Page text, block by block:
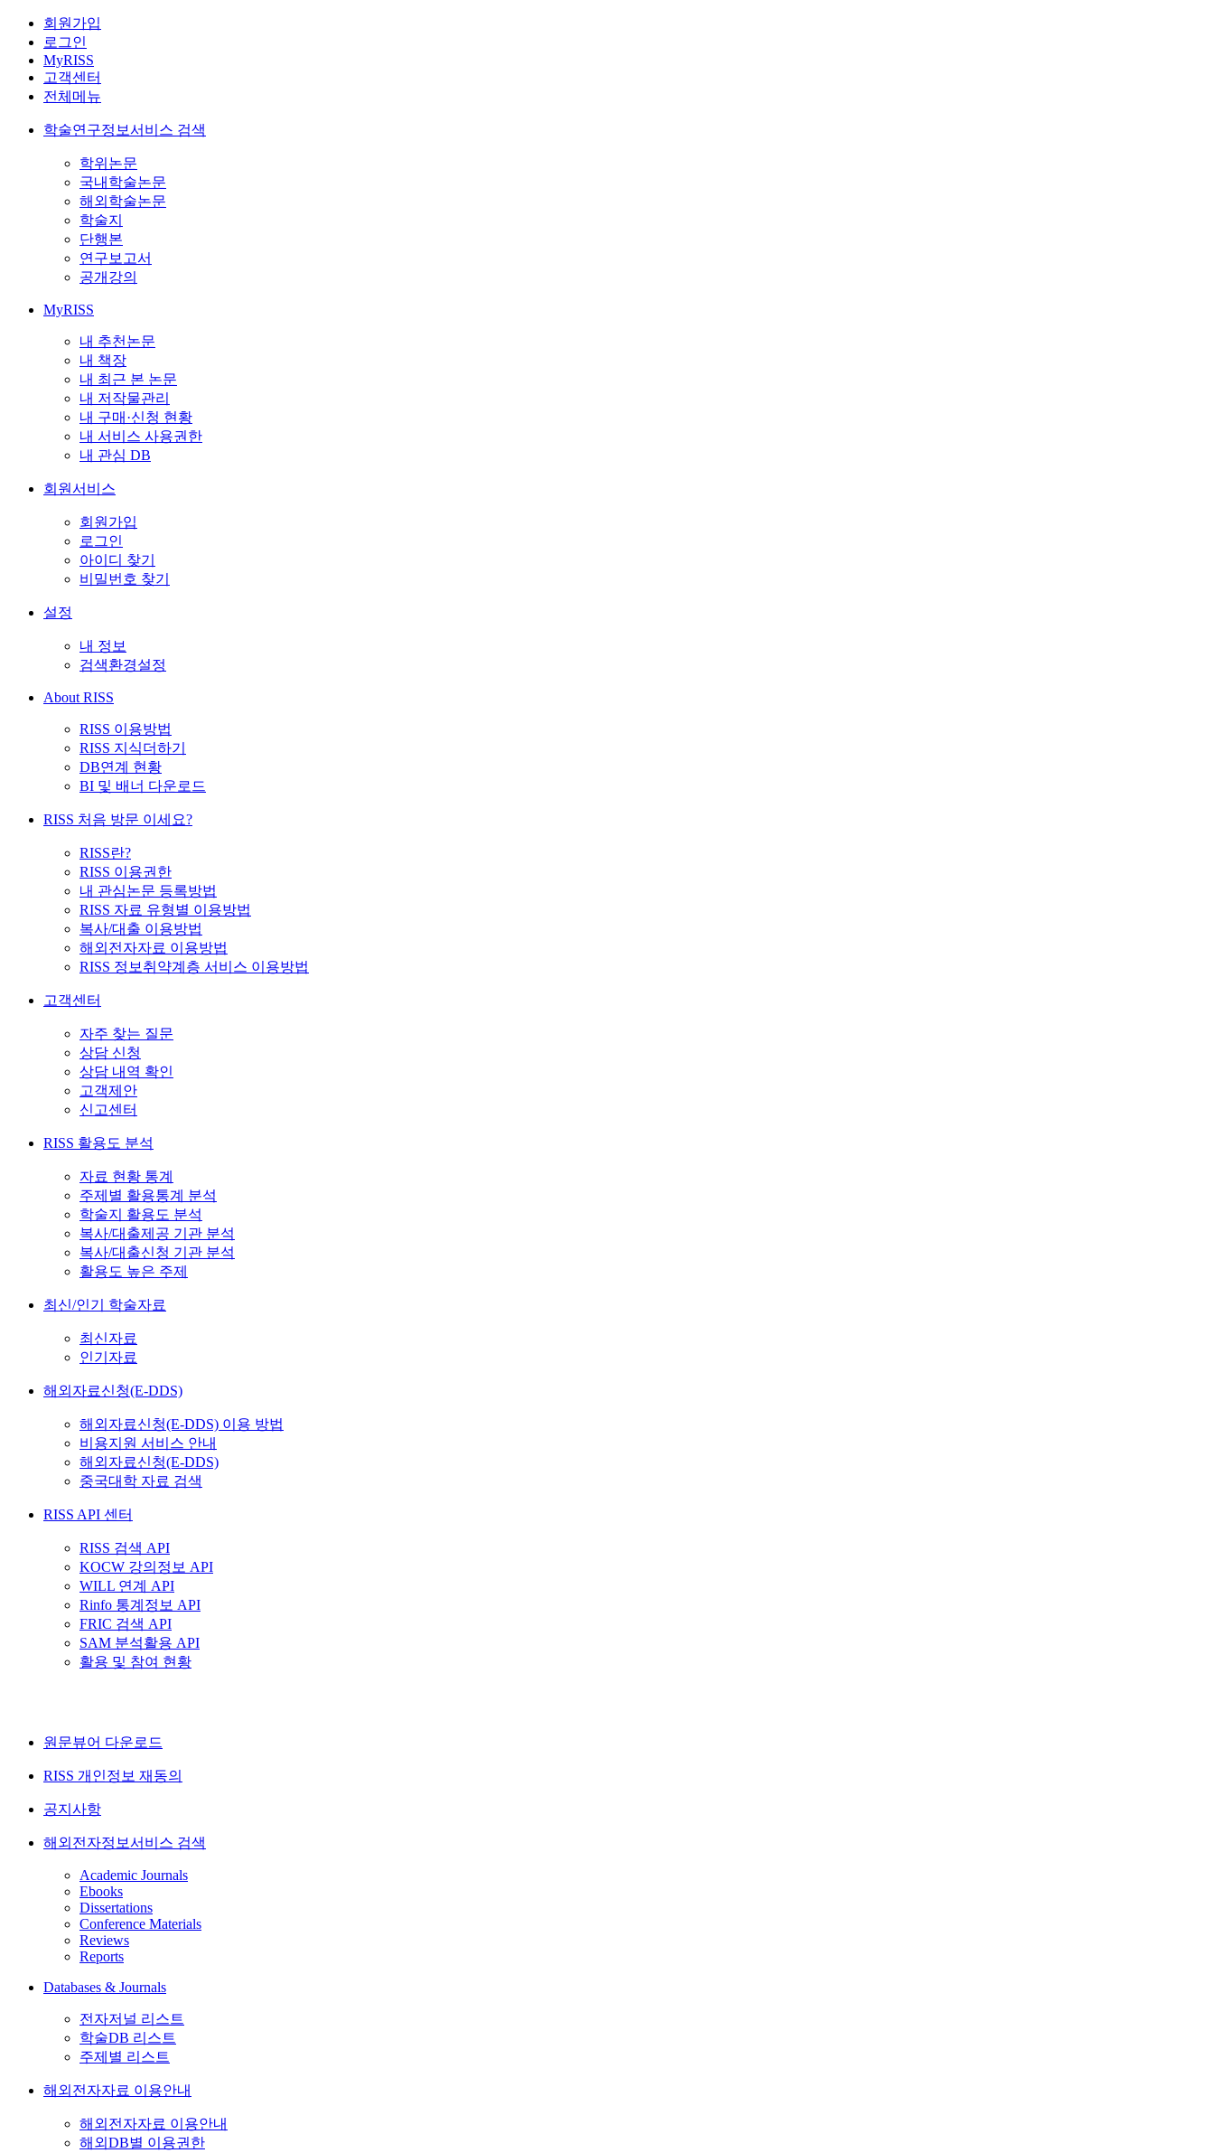
회원가입
로그인
MyRISS
고객센터
전체메뉴
학술연구정보서비스 검색
학위논문
국내학술논문
해외학술논문
학술지
단행본
연구보고서
공개강의
MyRISS
내 추천논문
내 책장
내 최근 본 논문
내 저작물관리
내 구매·신청 현황
내 서비스 사용권한
내 관심 DB
회원서비스
회원가입
로그인
아이디 찾기
비밀번호 찾기
설정
내 정보
검색환경설정
About RISS
RISS 이용방법
RISS 지식더하기
DB연계 현황
BI 및 배너 다운로드
RISS 처음 방문 이세요?
RISS란?
RISS 이용권한
내 관심논문 등록방법
RISS 자료 유형별 이용방법
복사/대출 이용방법
해외전자자료 이용방법
RISS 정보취약계층 서비스 이용방법
고객센터
자주 찾는 질문
상담 신청
상담 내역 확인
고객제안
신고센터
RISS 활용도 분석
자료 현황 통계
주제별 활용통계 분석
학술지 활용도 분석
복사/대출제공 기관 분석
복사/대출신청 기관 분석
활용도 높은 주제
최신/인기 학술자료
최신자료
인기자료
해외자료신청(E-DDS)
해외자료신청(E-DDS) 이용 방법
비용지원 서비스 안내
해외자료신청(E-DDS)
중국대학 자료 검색
RISS API 센터
RISS 검색 API
KOCW 강의정보 API
WILL 연계 API
Rinfo 통계정보 API
FRIC 검색 API
SAM 분석활용 API
활용 및 참여 현황
원문뷰어 다운로드
RISS 개인정보 재동의
공지사항
해외전자정보서비스 검색
Academic Journals
Ebooks
Dissertations
Conference Materials
Reviews
Reports
Databases & Journals
전자저널 리스트
학술DB 리스트
주제별 리스트
해외전자자료 이용안내
해외전자자료 이용안내
해외DB별 이용권한